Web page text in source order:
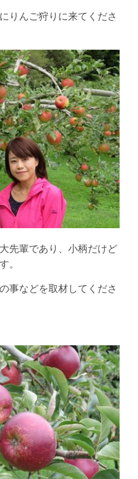
りんご狩りに来てくださ
先輩であり、小柄だけど
。
事などを取材してくださ